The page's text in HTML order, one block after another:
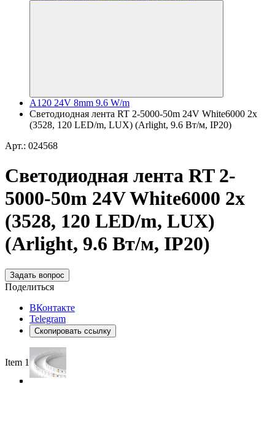
A120 24V 8mm 9.6 W/m
Светодиодная лента RT 2-5000-50m 24V White6000 2x
(3528, 120 LED/m, LUX) (Arlight, 9.6 Вт/м, IP20)
Арт.: 024568
Светодиодная лента RT 2-
5000-50m 24V White6000 2x
(3528, 120 LED/m, LUX)
(Arlight, 9.6 Вт/м, IP20)
Задать вопрос
Поделиться
ВКонтакте
Telegram
Скопировать ссылку
Item 1 of 4